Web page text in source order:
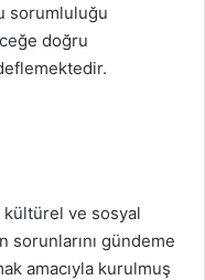
sorumluluğu
doğru
kültürel ve sosyal
sorunlarını gündeme
amacıyla kurulmuş